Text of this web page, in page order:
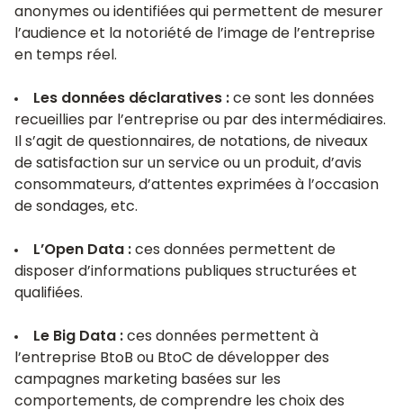
anonymes ou identifiées qui permettent de mesurer
l’audience et la notoriété de l’image de l’entreprise
en temps réel.
Les données déclaratives : ce sont les données
recueillies par l’entreprise ou par des intermédiaires.
Il s’agit de questionnaires, de notations, de niveaux
de satisfaction sur un service ou un produit, d’avis
consommateurs, d’attentes exprimées à l’occasion
de sondages, etc.
L’Open Data : ces données permettent de
disposer d’informations publiques structurées et
qualifiées.
Le Big Data : ces données permettent à
l’entreprise BtoB ou BtoC de développer des
campagnes marketing basées sur les
comportements, de comprendre les choix des